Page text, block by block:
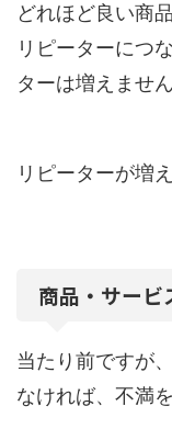
どれほど良い商
リピーターにつ
ターは増えません
リピーターが増
商品・サービ
当たり前ですが
なければ、不満